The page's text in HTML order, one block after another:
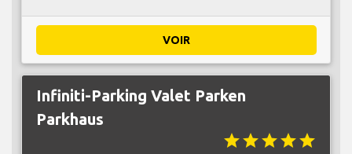
VOIR
Infiniti-Parking Valet Parken
Parkhaus
starstarstarstarstar